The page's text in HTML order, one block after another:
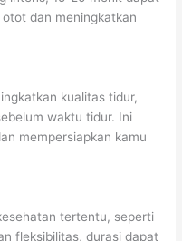
dan meningkatkan
kualitas tidur,
waktu tidur. Ini
mempersiapkan kamu
tertentu, seperti
fleksibilitas, durasi dapat